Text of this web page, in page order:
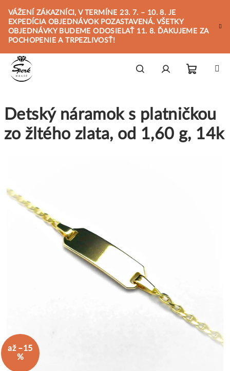
obsah
VÁŽENÍ ZÁKAZNÍCI, V TERMÍNE 23. 7. – 10. 8. JE
EXPEDÍCIA OBJEDNÁVOK POZASTAVENÁ. VŠETKY
OBJEDNÁVKY BUDEME ODOSIELAŤ 11. 8. ĎAKUJEME ZA
POCHOPENIE A TRPEZLIVOSŤ!
košík
Detský náramok s platničkou
zo žltého zlata, od 1,60 g, 14k
až –15
%